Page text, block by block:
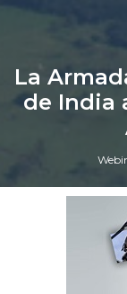
La
de India